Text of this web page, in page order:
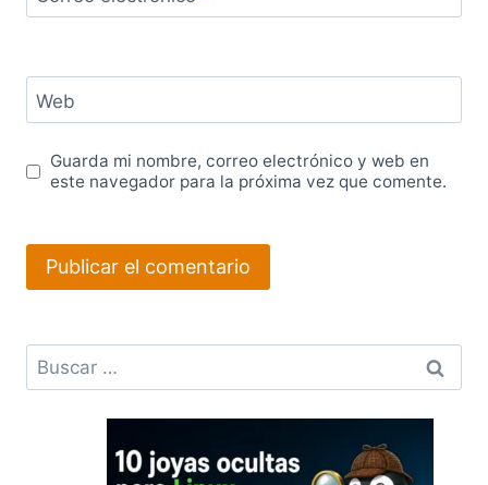
Web
Guarda mi nombre, correo electrónico y web en
este navegador para la próxima vez que comente.
Buscar: